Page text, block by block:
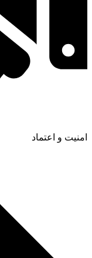
امنیت و اعتماد